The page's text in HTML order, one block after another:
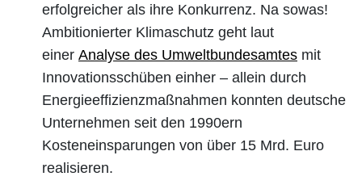
erfolgreicher als ihre Konkurrenz. Na sowas!
Ambitionierter Klimaschutz geht laut
einer Analyse des Umweltbundesamtes mit
Innovationsschüben einher – allein durch
Energieeffizienzmaßnahmen konnten deutsche
Unternehmen seit den 1990ern
Kosteneinsparungen von über 15 Mrd. Euro
realisieren.